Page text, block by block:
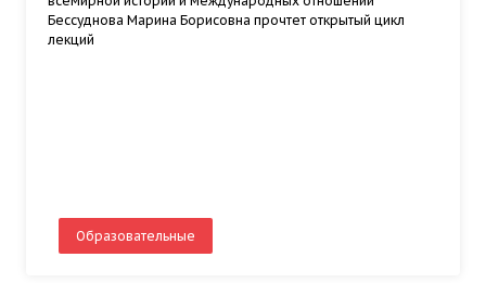
Бессуднова Марина Борисовна прочтет открытый цикл
лекций
Образовательные